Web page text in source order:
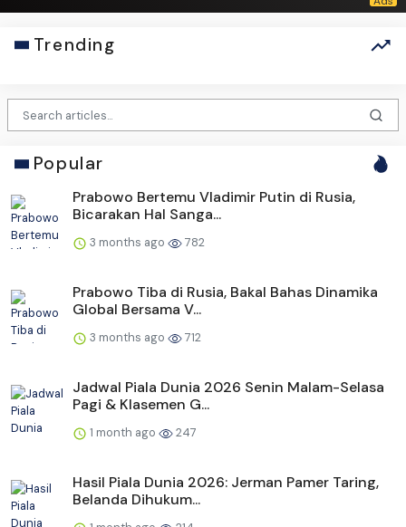
Trending
Popular
Prabowo Bertemu Vladimir Putin di Rusia,
Bicarakan Hal Sanga...
3 months ago 782
Prabowo Tiba di Rusia, Bakal Bahas Dinamika
Global Bersama V...
3 months ago 712
Jadwal Piala Dunia 2026 Senin Malam-Selasa
Pagi & Klasemen G...
1 month ago 247
Hasil Piala Dunia 2026: Jerman Pamer Taring,
Belanda Dihukum...